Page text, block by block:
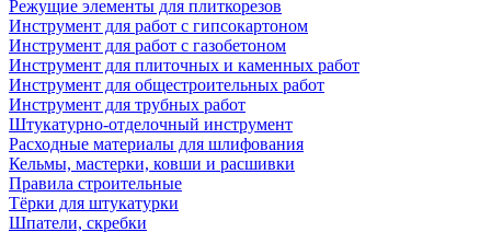
Режущие элементы для плиткорезов
Инструмент для работ с гипсокартоном
Инструмент для работ с газобетоном
Инструмент для плиточных и каменных работ
Инструмент для общестроительных работ
Инструмент для трубных работ
Штукатурно-отделочный инструмент
Расходные материалы для шлифования
Кельмы, мастерки, ковши и расшивки
Правила строительные
Тёрки для штукатурки
Шпатели, скребки